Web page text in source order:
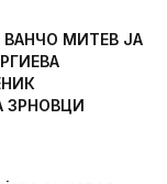
МИТЕВ ЈА
ЗРНОВЦИ